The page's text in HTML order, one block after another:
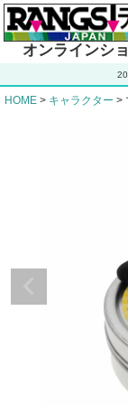
ヘ
ダ
エ
ア
オンラインシ
HOME キャラクター